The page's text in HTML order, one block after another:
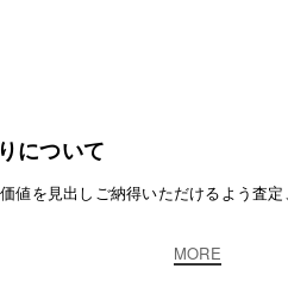
について
値を見出しご納得いただけるよう査定
MORE